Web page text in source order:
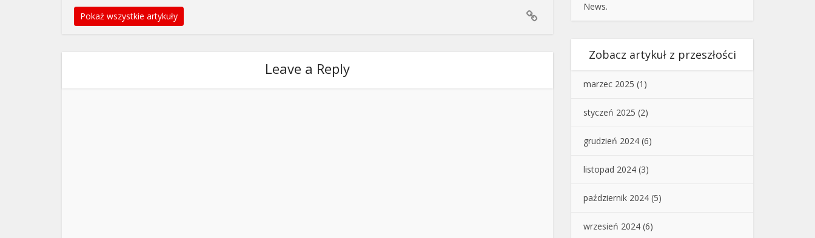
Pokaż wszystkie artykuły
Leave a Reply
News.
Zobacz artykuł z przeszłości
marzec 2025 (1)
styczeń 2025 (2)
grudzień 2024 (6)
listopad 2024 (3)
październik 2024 (5)
wrzesień 2024 (6)